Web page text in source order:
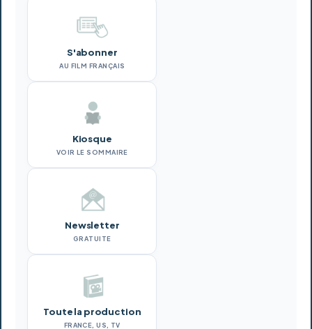
S'abonner
AU FILM FRANÇAIS
Kiosque
VOIR LE SOMMAIRE
Newsletter
GRATUITE
Toute la production
FRANCE, US, TV